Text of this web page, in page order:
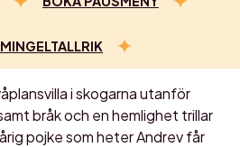
i skogarna utanför
bråk och en hemlighet trillar
pojke som heter Andrev får